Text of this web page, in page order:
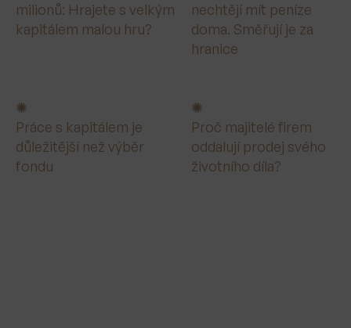
milionů: Hrajete s velkým
kapitálem malou hru?
nechtějí mít peníze
doma. Směřují je za
hranice
Práce s kapitálem je
důležitější než výběr
fondu
Proč majitelé firem
oddalují prodej svého
životního díla?